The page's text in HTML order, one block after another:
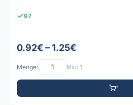
97
0.92€ – 1.25€
Menge: Min: 1